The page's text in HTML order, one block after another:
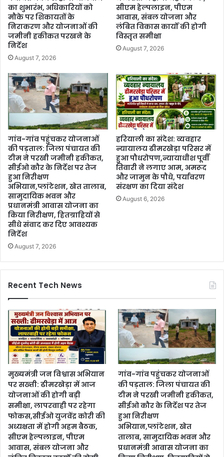
का शुभारंभ, अधिकारियों को
मौके पर शिकायतों के
निराकरण और योजनाओं की
जमीनी हकीकत परखने के
निर्देश
August 7, 2026
सीएम हेल्पलाइन, पीएम
आवास, संबल योजना और
लंबित विकास कार्यों की होगी
विस्तृत समीक्षा
August 7, 2026
गांव-गांव पहुंचकर योजनाओं
की पड़ताल: जिला पंचायत की
टीम ने परखी जमीनी हकीकत,
सीईओ कौर के निर्देश पर तेज
हुआ निरीक्षण
अभियान,प्लांटेशन, खेत तालाब,
सामुदायिक भवन और
प्रधानमंत्री आवास योजना का
किया निरीक्षण, हितग्राहियों से
सीधे संवाद कर दिए आवश्यक
निर्देश
August 7, 2026
हरियाली का संदेश: व्यवहार
न्यायालय ढीमरखेड़ा परिसर में
हुआ पौधरोपण,न्यायाधीश पूर्वी
तिवारी ने लगाए आम, अमरूद
और जामुन के पौधे, पर्यावरण
संरक्षण का दिया संदेश
August 6, 2026
Recent Tech News
मुख्यमंत्री जन विश्वास अभियान
पर सख्ती: ढीमरखेड़ा में आज
योजनाओं की होगी बड़ी
समीक्षा, लापरवाही पर रहेगा
फोकस,सीईओ युजवेंद्र कोरी की
अध्यक्षता में होगी अहम बैठक,
सीएम हेल्पलाइन, पीएम
आवास, संबल योजना और
गांव-गांव पहुंचकर योजनाओं
की पड़ताल: जिला पंचायत की
टीम ने परखी जमीनी हकीकत,
सीईओ कौर के निर्देश पर तेज
हुआ निरीक्षण
अभियान,प्लांटेशन, खेत
तालाब, सामुदायिक भवन और
प्रधानमंत्री आवास योजना का